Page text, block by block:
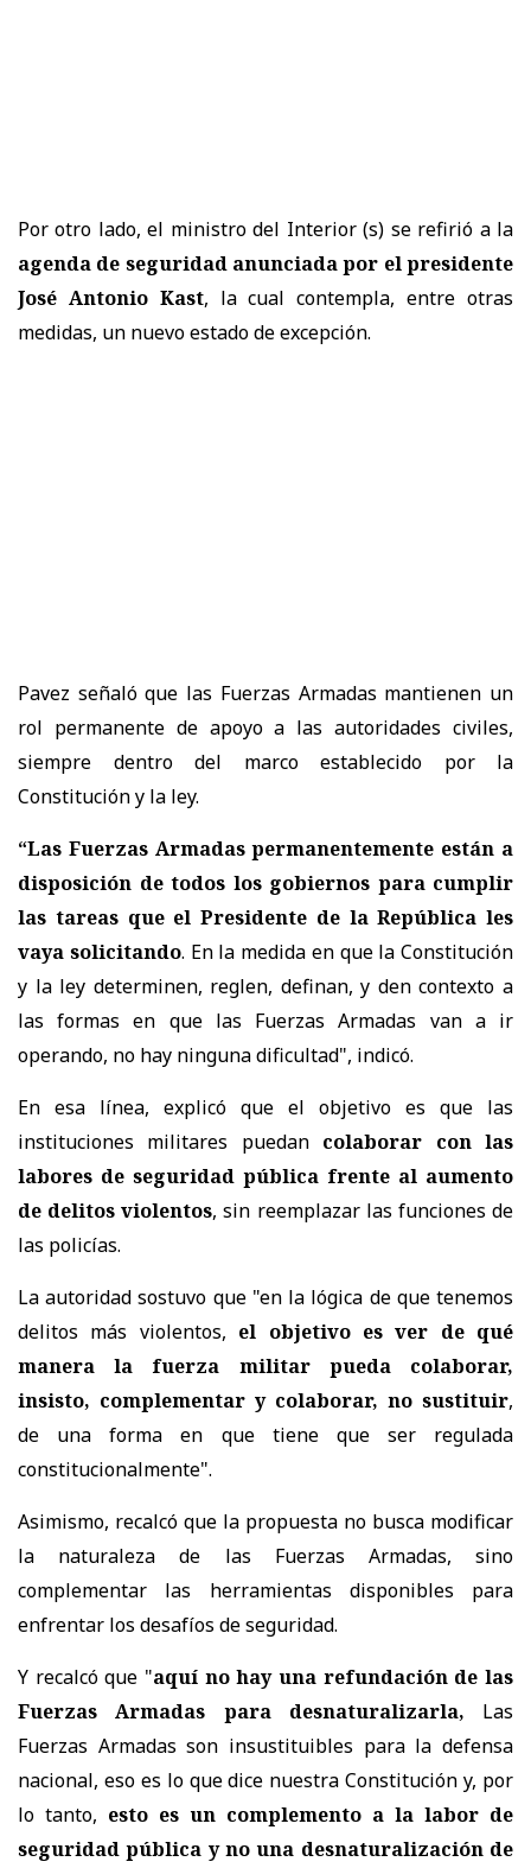
Por otro lado, el ministro del Interior (s) se refirió a la
agenda de seguridad anunciada por el presidente
José Antonio Kast, la cual contempla, entre otras
medidas, un nuevo estado de excepción.
Pavez señaló que las Fuerzas Armadas mantienen un
rol permanente de apoyo a las autoridades civiles,
siempre dentro del marco establecido por la
Constitución y la ley.
“Las Fuerzas Armadas permanentemente están a
disposición de todos los gobiernos para cumplir
las tareas que el Presidente de la República les
vaya solicitando. En la medida en que la Constitución
y la ley determinen, reglen, definan, y den contexto a
las formas en que las Fuerzas Armadas van a ir
operando, no hay ninguna dificultad", indicó.
En esa línea, explicó que el objetivo es que las
instituciones militares puedan colaborar con las
labores de seguridad pública frente al aumento
de delitos violentos, sin reemplazar las funciones de
las policías.
La autoridad sostuvo que "en la lógica de que tenemos
delitos más violentos, el objetivo es ver de qué
manera la fuerza militar pueda colaborar,
insisto, complementar y colaborar, no sustituir,
de una forma en que tiene que ser regulada
constitucionalmente".
Asimismo, recalcó que la propuesta no busca modificar
la naturaleza de las Fuerzas Armadas, sino
complementar las herramientas disponibles para
enfrentar los desafíos de seguridad.
Y recalcó que "aquí no hay una refundación de las
Fuerzas Armadas para desnaturalizarla, Las
Fuerzas Armadas son insustituibles para la defensa
nacional, eso es lo que dice nuestra Constitución y, por
lo tanto, esto es un complemento a la labor de
seguridad pública y no una desnaturalización de